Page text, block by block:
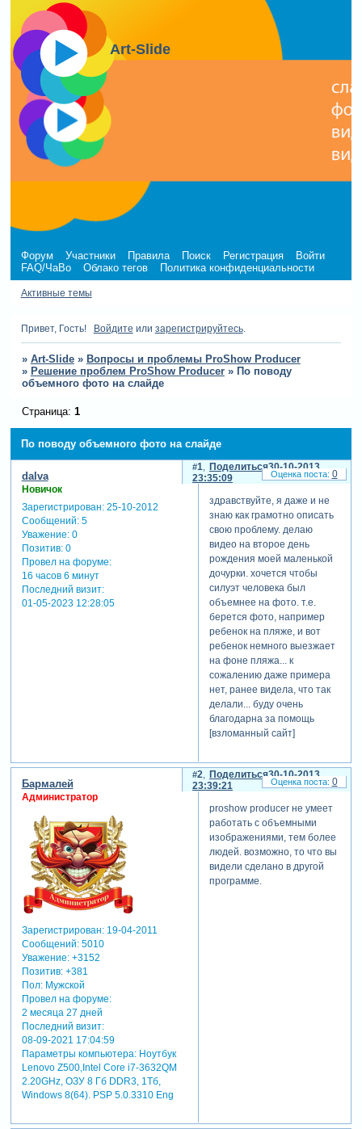
Art-Slide
Форум Участники Правила Поиск Регистрация
Войти
FAQ/ЧаВо
Облако тегов Политика конфиденциальности
Активные темы
Привет, Гость! Войдите или зарегистрируйтесь.
» Art-Slide » Вопросы и проблемы ProShow Producer
» Решение проблем ProShow Producer » По поводу
объемного фото на слайде
По поводу объемного фото на слайде
Страница: 1
Поделиться
1
30-10-2013
23:35:09
dalva
Новичок
Зарегистрирован: 25-10-2012
Сообщений:5
Уважение: 0
Позитив: 0
Провел на форуме:
16 часов 6 минут
Последний визит:
01-05-2023 12:28:05
здравствуйте, я даже и не
знаю как грамотно описать
свою проблему. делаю
видео на второе день
рождения моей маленькой
дочурки. хочется чтобы
силуэт человека был
объемнее на фото. т.е.
берется фото, например
ребенок на пляже, и вот
ребенок немного выезжает
на фоне пляжа... к
сожалению даже примера
нет, ранее видела, что так
делали... буду очень
благодарна за помощь
[взломанный сайт]
0
Поделиться
2
30-10-2013
23:39:21
Бармалей
Администратор
Зарегистрирован: 19-04-2011
Сообщений:5010
Уважение: +3152
Позитив: +381
Пол:Мужской
Провел на форуме:
2 месяца 27 дней
Последний визит:
08-09-2021 17:04:59
Параметры компьютера:Ноутбук
Lenovo Z500,Intel Core i7-3632QM
2.20GHz, ОЗУ 8 Гб DDR3, 1Тб,
Windows 8(64). PSP 5.0.3310 Eng
proshow producer не умеет
работать с объемными
изображениями, тем более
людей. возможно, то что вы
видели сделано в другой
программе.
0